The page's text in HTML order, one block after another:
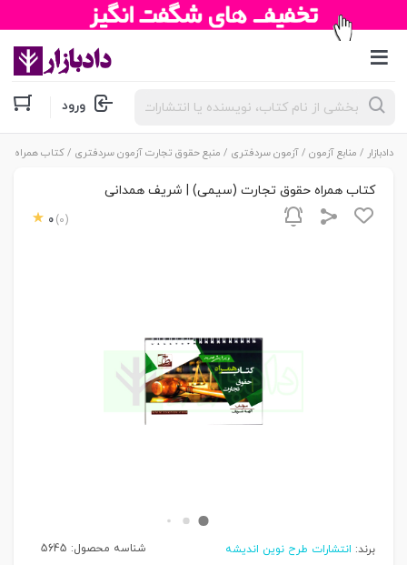
جستجوی
محصولات ورود
دادبازار / منابع آزمون /آزمون سردفتری / منبع حقوق تجارت آزمون سردفتری / کتاب همراه
کتاب همراه حقوق تجارت (سیمی) | شریف همدانی
0 (0)
برند: انتشارات طرح نوین اندیشه شناسه محصول: 5645